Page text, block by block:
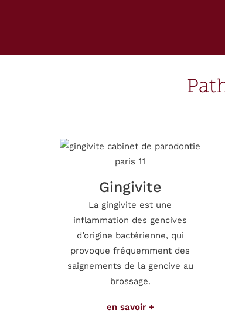
Gingivite
La gingivite est une
inflammation des gencives
d’origine bactérienne, qui
provoque fréquemment des
saignements de la gencive au
brossage.
en savoir +